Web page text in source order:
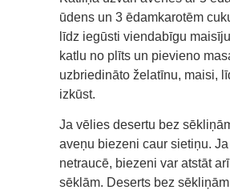
ūdens un 3 ēdamkarotēm
līdz iegūsti viendabīgu
katlu no plīts un pievieno
uzbriedināto želatīnu, maisi,
izkūst.
Ja vēlies desertu bez
aveņu biezeni caur sietiņu.
netraucē, biezeni var atstāt
sēklām. Deserts bez